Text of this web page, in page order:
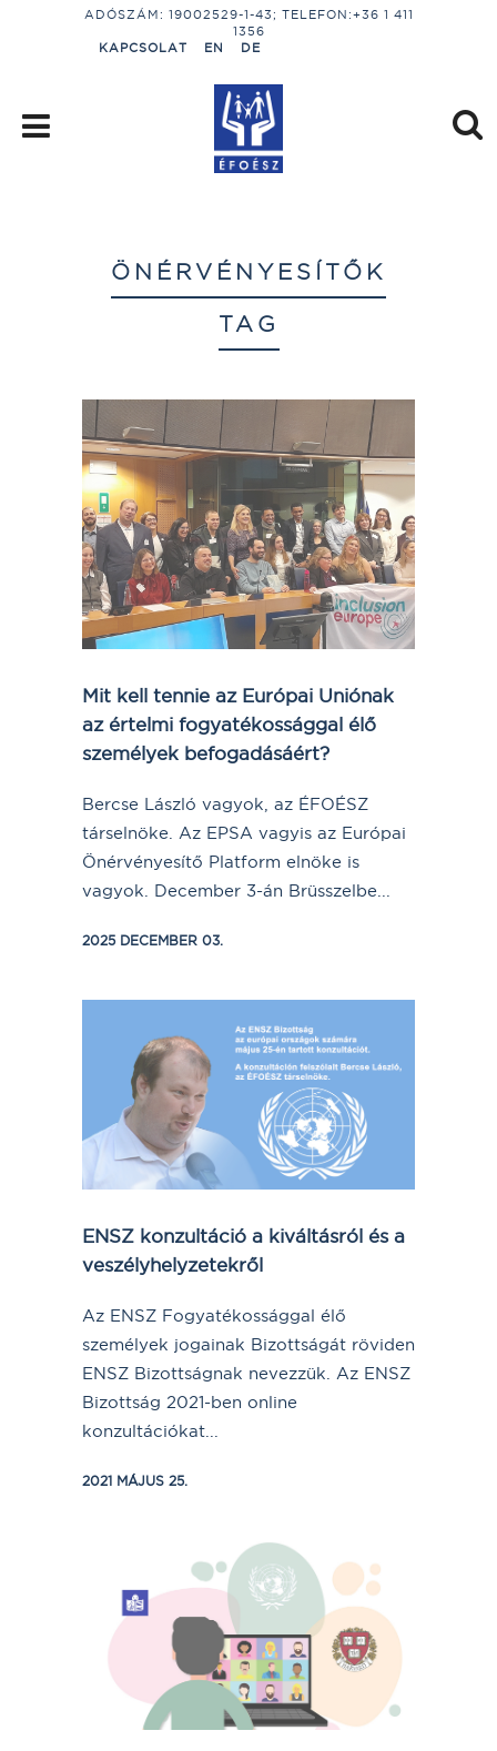
ADÓSZÁM: 19002529-1-43; TELEFON:+36 1 411
1356
KAPCSOLAT
EN DE
ÖNÉRVÉNYESÍTŐK
TAG
Mit kell tennie az Európai Uniónak
az értelmi fogyatékossággal élő
személyek befogadásáért?
Bercse László vagyok, az ÉFOÉSZ
társelnöke. Az EPSA vagyis az Európai
Önérvényesítő Platform elnöke is
vagyok. December 3-án Brüsszelbe...
2025 DECEMBER 03.
ENSZ konzultáció a kiváltásról és a
veszélyhelyzetekről
Az ENSZ Fogyatékossággal élő
személyek jogainak Bizottságát röviden
ENSZ Bizottságnak nevezzük. Az ENSZ
Bizottság 2021-ben online
konzultációkat...
2021 MÁJUS 25.